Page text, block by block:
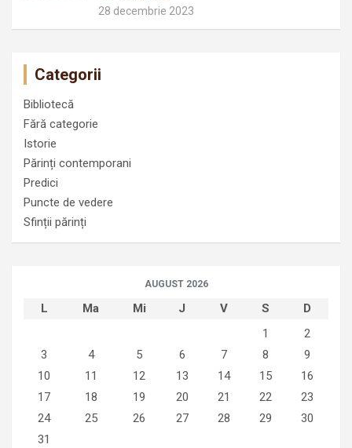
28 decembrie 2023
Categorii
Bibliotecă
Fără categorie
Istorie
Părinți contemporani
Predici
Puncte de vedere
Sfinții părinți
AUGUST 2026
L Ma Mi J V S
D
1
2
3
4 5 6 7 8
9
10
11 12 13 14 15
16
17
18 19 20 21 22
23
24
25 26 27 28 29
30
31